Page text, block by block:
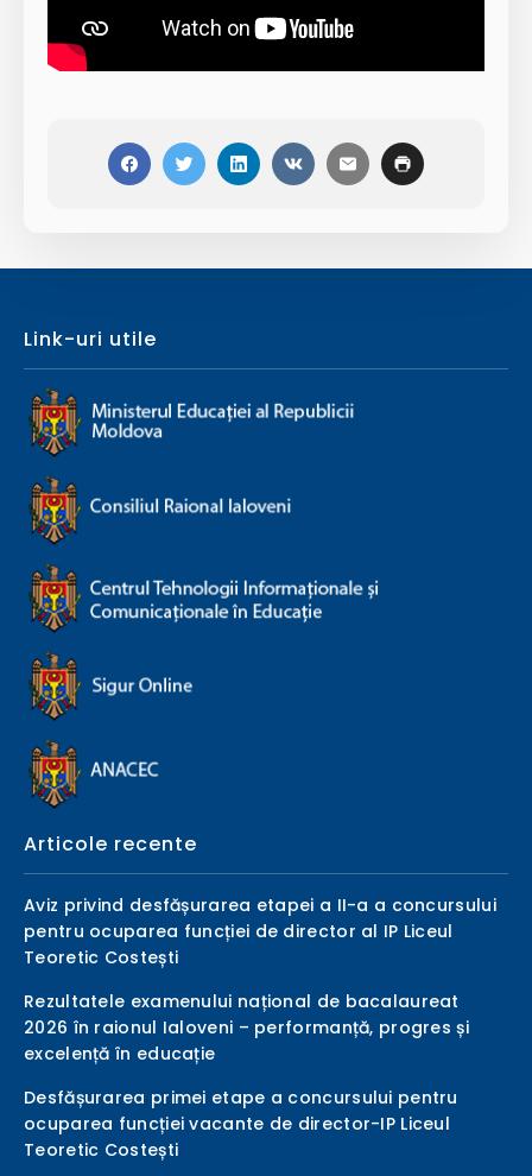
Link-uri utile
Articole recente
Aviz privind desfășurarea etapei a II-a a concursului
pentru ocuparea funcției de director al IP Liceul
Teoretic Costești
Rezultatele examenului național de bacalaureat
2026 în raionul Ialoveni – performanță, progres și
excelență în educație
Desfășurarea primei etape a concursului pentru
ocuparea funcției vacante de director-IP Liceul
Teoretic Costești